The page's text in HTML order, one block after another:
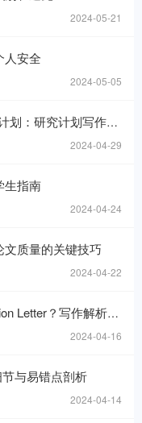
2024-05-21
人安全
2024-05-05
究计划写作的七个要素
2024-04-29
生指南
2024-04-24
质量的关键技巧
2024-04-22
？写作解析与技巧！
2024-04-16
与易错点剖析
2024-04-14